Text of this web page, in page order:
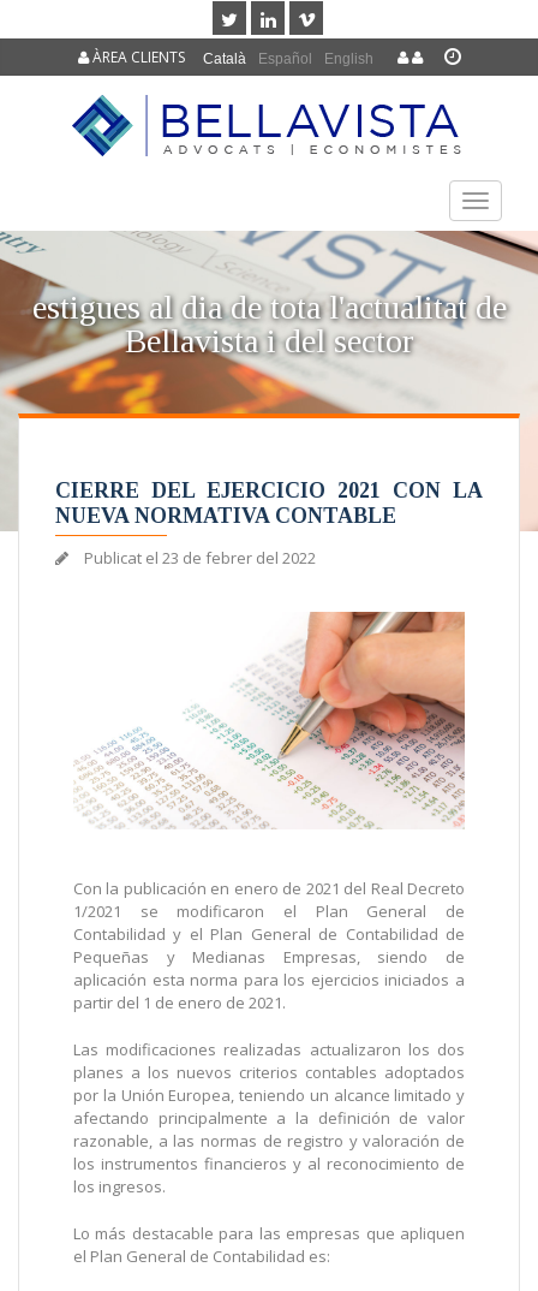
Català Español English
ÀREA CLIENTS
TOGGLE
estigues al dia de tota l'actualitat de
Bellavista i del sector
CIERRE DEL EJERCICIO 2021 CON LA
NUEVA NORMATIVA CONTABLE
Publicat el 23 de febrer del 2022
Con la publicación en enero de 2021 del Real Decreto
1/2021 se modificaron el Plan General de
Contabilidad y el Plan General de Contabilidad de
Pequeñas y Medianas Empresas, siendo de
aplicación esta norma para los ejercicios iniciados a
partir del 1 de enero de 2021.
Las modificaciones realizadas actualizaron los dos
planes a los nuevos criterios contables adoptados
por la Unión Europea, teniendo un alcance limitado y
afectando principalmente a la definición de valor
razonable, a las normas de registro y valoración de
los instrumentos financieros y al reconocimiento de
los ingresos.
Lo más destacable para las empresas que apliquen
el Plan General de Contabilidad es: